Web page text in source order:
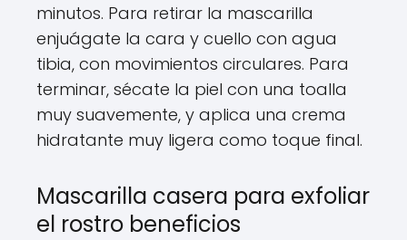
minutos. Para retirar la mascarilla
enjuágate la cara y cuello con agua
tibia, con movimientos circulares. Para
terminar, sécate la piel con una toalla
muy suavemente, y aplica una crema
hidratante muy ligera como toque final.
Mascarilla casera para exfoliar
el rostro beneficios